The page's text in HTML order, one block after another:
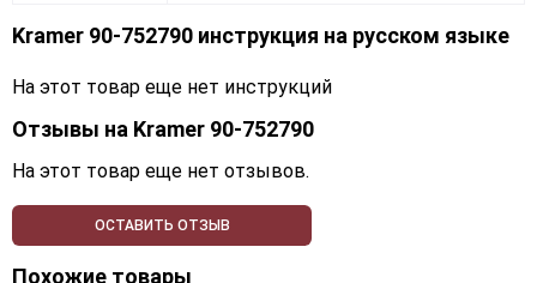
Kramer 90-752790 инструкция на русском языке
На этот товар еще нет инструкций
Отзывы на Kramer 90-752790
На этот товар еще нет отзывов.
ОСТАВИТЬ ОТЗЫВ
Похожие товары